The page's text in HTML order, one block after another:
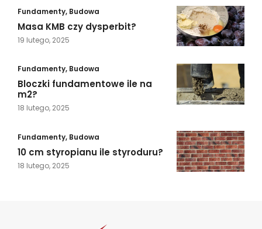
Fundamenty, Budowa
Masa KMB czy dysperbit?
19 lutego, 2025
Fundamenty, Budowa
Bloczki fundamentowe ile na
m2?
18 lutego, 2025
Fundamenty, Budowa
10 cm styropianu ile styroduru?
18 lutego, 2025